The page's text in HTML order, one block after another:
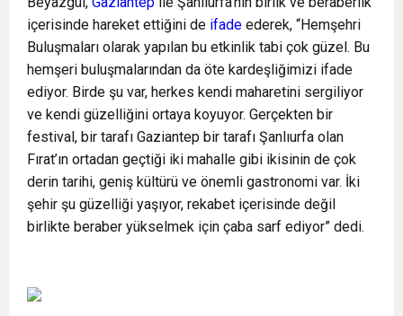
içerisinde hareket ettiğini de ifade ederek, “Hemşehri
Buluşmaları olarak yapılan bu etkinlik tabi çok güzel. Bu
hemşeri buluşmalarından da öte kardeşliğimizi ifade
ediyor. Birde şu var, herkes kendi maharetini sergiliyor
ve kendi güzelliğini ortaya koyuyor. Gerçekten bir
festival, bir tarafı Gaziantep bir tarafı Şanlıurfa olan
Fırat’ın ortadan geçtiği iki mahalle gibi ikisinin de çok
derin tarihi, geniş kültürü ve önemli gastronomi var. İki
şehir şu güzelliği yaşıyor, rekabet içerisinde değil
birlikte beraber yükselmek için çaba sarf ediyor” dedi.